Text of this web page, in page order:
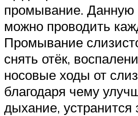
промывание. Данную
можно проводить
Промывание
снять отёк,
носовые ходы от
благодаря чему
дыхание, устранится